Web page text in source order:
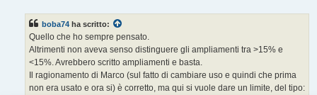
boba74 ha scritto:
Quello che ho sempre pensato.
Altrimenti non aveva senso distinguere gli ampliamenti tra >15% e
<15%. Avrebbero scritto ampliamenti e basta.
Il ragionamento di Marco (sul fatto di cambiare uso e quindi che prima
non era usato e ora si) è corretto, ma qui si vuole dare un limite, del tipo: